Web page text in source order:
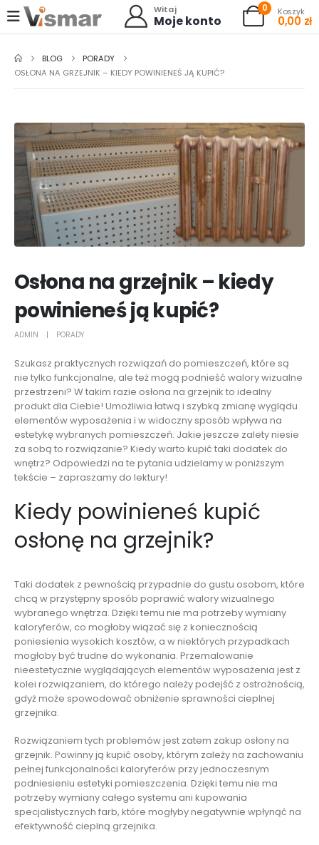
Witaj
Moje konto
0 Koszyk
0,00 zł
BLOG
PORADY
OSŁONA NA GRZEJNIK – KIEDY POWINIENEŚ JĄ KUPIĆ?
Osłona na grzejnik – kiedy
powinieneś ją kupić?
ADMIN PORADY
Szukasz praktycznych rozwiązań do pomieszczeń, które są
nie tylko funkcjonalne, ale też mogą podnieść walory wizualne
przestrzeni? W takim razie osłona na grzejnik to idealny
produkt dla Ciebie! Umożliwia łatwą i szybką zmianę wyglądu
elementów wyposażenia i w widoczny sposób wpływa na
estetykę wybranych pomieszczeń. Jakie jeszcze zalety niesie
za sobą to rozwiązanie? Kiedy warto kupić taki dodatek do
wnętrz? Odpowiedzi na te pytania udzielamy w poniższym
tekście – zapraszamy do lektury!
Kiedy powinieneś kupić
osłonę na grzejnik?
Taki dodatek z pewnością przypadnie do gustu osobom, które
chcą w przystępny sposób poprawić walory wizualnego
wybranego wnętrza. Dzięki temu nie ma potrzeby wymiany
kaloryferów, co mogłoby wiązać się z koniecznością
poniesienia wysokich kosztów, a w niektórych przypadkach
mogłoby być trudne do wykonania. Przemalowanie
nieestetycznie wyglądających elementów wyposażenia jest z
kolei rozwiązaniem, do którego należy podejść z ostrożnością,
gdyż może spowodować obniżenie sprawności cieplnej
grzejnika.
Rozwiązaniem tych problemów jest zatem zakup osłony na
grzejnik. Powinny ją kupić osoby, którym zależy na zachowaniu
pełnej funkcjonalności kaloryferów przy jednoczesnym
podniesieniu estetyki pomieszczenia. Dzięki temu nie ma
potrzeby wymiany całego systemu ani kupowania
specjalistycznych farb, które mogłyby negatywnie wpłynąć na
efektywność cieplną grzejnika.